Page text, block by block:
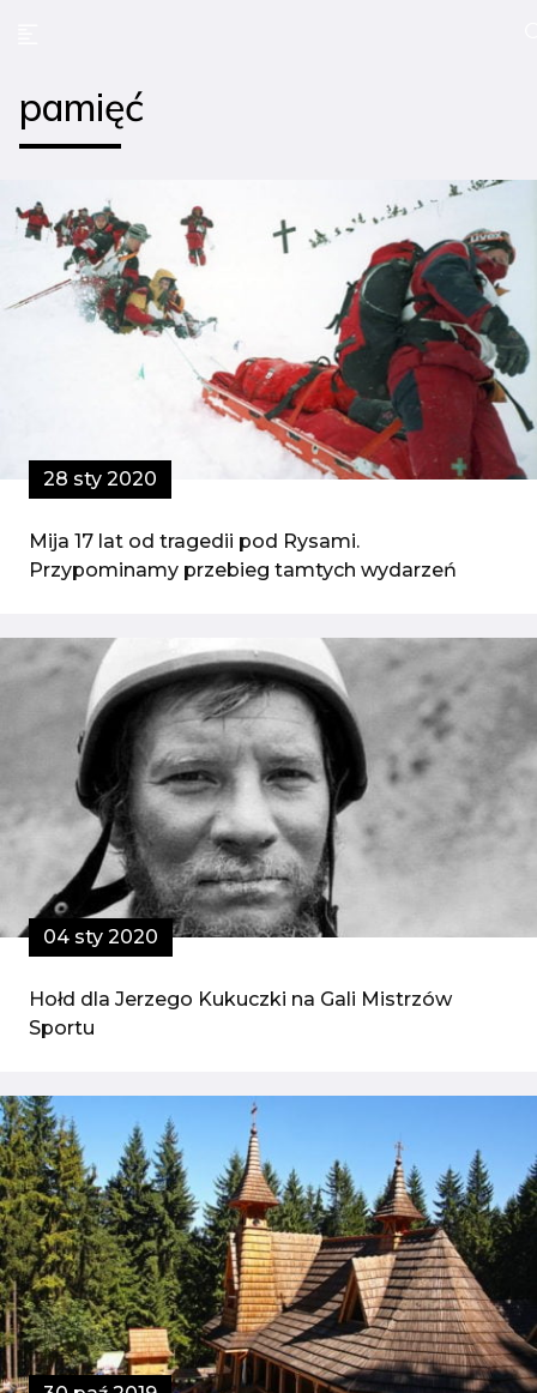
pamięć
28 sty 2020
Mija 17 lat od tragedii pod Rysami.
Przypominamy przebieg tamtych wydarzeń
04 sty 2020
Hołd dla Jerzego Kukuczki na Gali Mistrzów
Sportu